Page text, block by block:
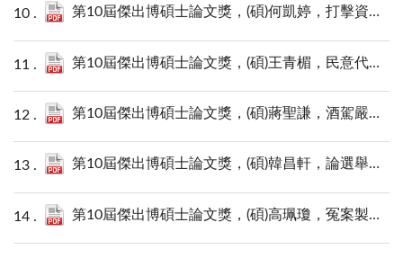
第10屆傑出博碩士論文獎，(碩)何凱婷，打擊資助武器擴散之國際規範與我國資恐防制法之調和.pdf
第10屆傑出博碩士論文獎，(碩)王青楣，民意代表運用影響力收賄之研究.pdf
第10屆傑出博碩士論文獎，(碩)蔣聖謙，酒駕嚴罰化政策中的法律意識.pdf
第10屆傑出博碩士論文獎，(碩)韓昌軒，論選舉不實訊息的刑事規制：以公共性原則之保護為中心.pdf
第10屆傑出博碩士論文獎，(碩)高珮瓊，冤案製造：以near miss案件進行的成因研究.pdf